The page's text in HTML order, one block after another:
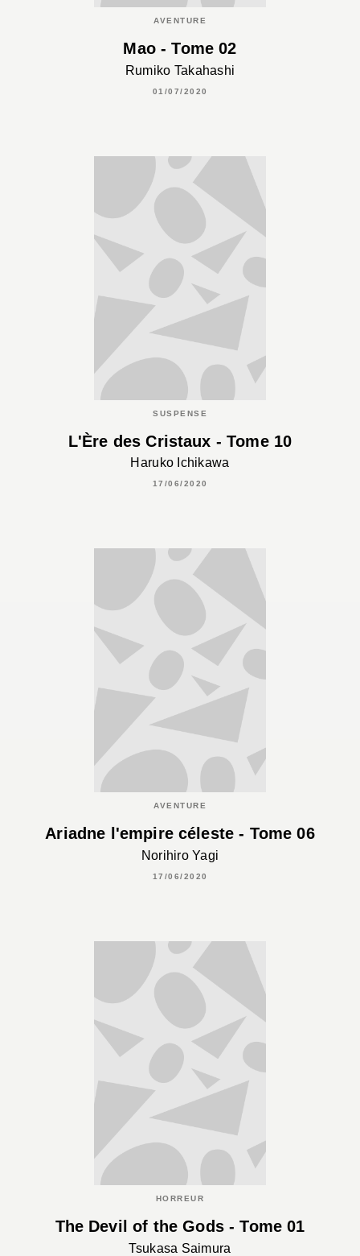
AVENTURE
Mao - Tome 02
Rumiko Takahashi
01/07/2020
SUSPENSE
L'Ère des Cristaux - Tome 10
Haruko Ichikawa
17/06/2020
AVENTURE
Ariadne l'empire céleste - Tome 06
Norihiro Yagi
17/06/2020
HORREUR
The Devil of the Gods - Tome 01
Tsukasa Saimura